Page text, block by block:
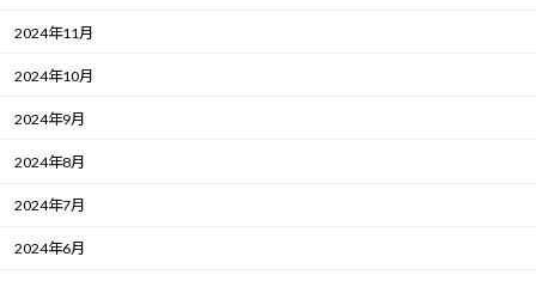
2024年11月
2024年10月
2024年9月
2024年8月
2024年7月
2024年6月